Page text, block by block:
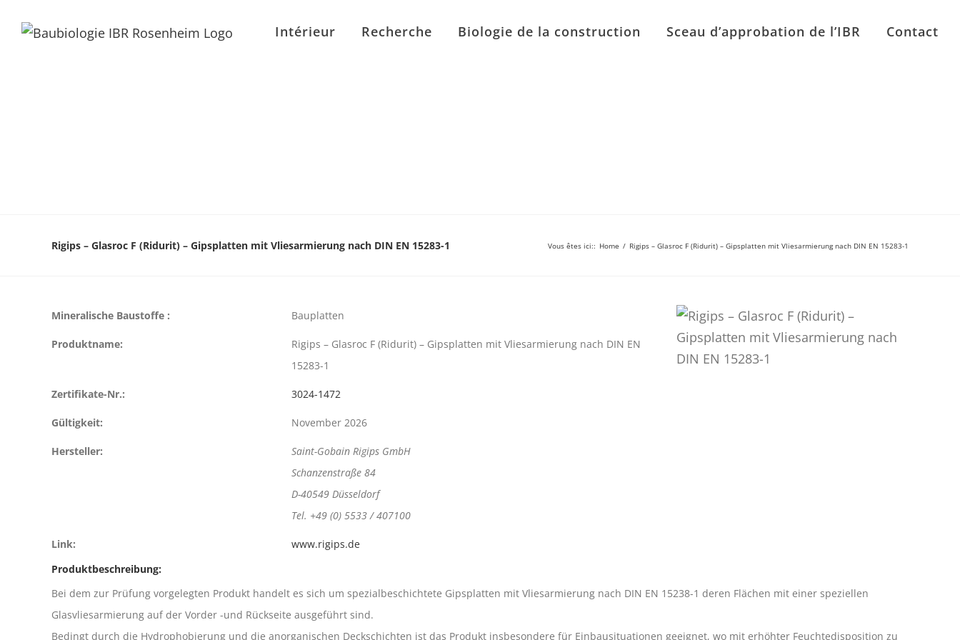
Intérieur Recherche Biologie de la construction Sceau d’approbation de l’IBR Contact
Rigips – Glasroc F (Ridurit) – Gipsplatten mit Vliesarmierung nach DIN EN 15283-1 Vous êtes ici:: Home / Rigips – Glasroc F (Ridurit) – Gipsplatten mit Vliesarmierung nach DIN EN 15283-1
Mineralische Baustoffe : Bauplatten
Produktname:
Rigips – Glasroc F (Ridurit) – Gipsplatten mit Vliesarmierung nach DIN EN
15283-1
Zertifikate-Nr.: 3024-1472
Gültigkeit: November 2026
Hersteller:
Saint-Gobain Rigips GmbH
Schanzenstraße 84
D-40549 Düsseldorf
Tel. +49 (0) 5533 / 407100
Link:
www.rigips.de
Produktbeschreibung:
Bei dem zur Prüfung vorgelegten Produkt handelt es sich um spezialbeschichtete Gipsplatten mit Vliesarmierung nach DIN EN 15238-1 deren Flächen mit einer speziellen
Glasvliesarmierung auf der Vorder -und Rückseite ausgeführt sind.
Bedingt durch die Hydrophobierung und die anorganischen Deckschichten ist das Produkt insbesondere für Einbausituationen geeignet, wo mit erhöhter Feuchtedisposition zu